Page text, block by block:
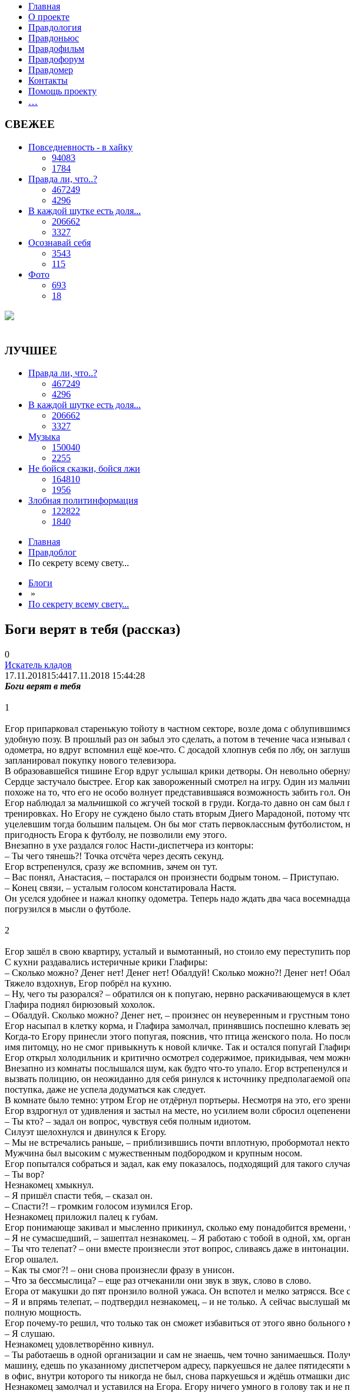
Главная
О проекте
Правдология
Правдоньюс
Правдофильм
Правдофорум
Правдомер
Контакты
Помощь проекту
…
СВЕЖЕЕ
Повседневность - в хайку
94083
1784
Правда ли, что..?
467249
4296
В каждой шутке есть доля...
206662
3327
Осознавай себя
3543
115
Фото
693
18
ЛУЧШЕЕ
Правда ли, что..?
467249
4296
В каждой шутке есть доля...
206662
3327
Музыка
150040
2255
Не бойся сказки, бойся лжи
164810
1956
Злобная политинформация
122822
1840
Главная
Правдоблог
По секрету всему свету...
Блоги
»
По секрету всему свету...
Боги верят в тебя (рассказ)
0
Искатель кладов
17.11.201815:4417.11.2018 15:44:28
Боги верят в тебя
1
Егор припарковал старенькую тойоту в частном секторе, возле дома с
удобную позу. В прошлый раз он забыл это сделать, а потом в течение часа
одометра, но вдруг вспомнил ещё кое-что. С досадой хлопнув себя по лбу, он
запланировал покупку нового телевизора.
В образовавшейся тишине Егор вдруг услышал крики детворы. Он невольно
Сердце застучало быстрее. Егор как завороженный смотрел на игру. Один из
похоже на то, что его не особо волнует представившаяся возможность забить
Егор наблюдал за мальчишкой со жгучей тоской в груди. Когда-то давно он сам
тренировках. Но Егору не суждено было стать вторым Диего Марадоной, потому
уцелевшим тогда большим пальцем. Он бы мог стать первоклассным
пригодность Егора к футболу, не позволили ему этого.
Внезапно в ухе раздался голос Насти-диспетчера из конторы:
– Ты чего тянешь?! Точка отсчёта через десять секунд.
Егор встрепенулся, сразу же вспомнив, зачем он тут.
– Вас понял, Анастасия, – постарался он произнести бодрым тоном. – Приступаю.
– Конец связи, – усталым голосом констатировала Настя.
Он уселся удобнее и нажал кнопку одометра. Теперь надо ждать два часа
погрузился в мысли о футболе.
2
Егор зашёл в свою квартиру, усталый и вымотанный, но стоило ему переступить
С кухни раздавались истеричные крики Глафиры:
– Сколько можно? Денег нет! Денег нет! Обалдуй! Сколько можно?! Денег нет!
Тяжело вздохнув, Егор побрёл на кухню.
– Ну, чего ты разорался? – обратился он к попугаю, нервно раскачивающемуся в
Глафира поднял бирюзовый хохолок.
– Обалдуй. Сколько можно? Денег нет, – произнес он неуверенным и грустным
Егор насыпал в клетку корма, и Глафира замолчал, принявшись поспешно клевать
Когда-то Егору принесли этого попугая, пояснив, что птица женского пола. Но
имя питомцу, но не смог привыкнуть к новой кличке. Так и остался попугай
Егор открыл холодильник и критично осмотрел содержимое, прикидывая, чем
Внезапно из комнаты послышался шум, как будто что-то упало. Егор встрепенулся
вызвать полицию, он неожиданно для себя ринулся к источнику предполагаемой
поступка, даже не успела додуматься как следует.
В комнате было темно: утром Егор не отдёрнул портьеры. Несмотря на это, его
Егор вздрогнул от удивления и застыл на месте, но усилием воли сбросил
– Ты кто? – задал он вопрос, чувствуя себя полным идиотом.
Силуэт шелохнулся и двинулся к Егору.
– Мы не встречались раньше, – приблизившись почти вплотную, пробормотал
Мужчина был высоким с мужественным подбородком и крупным носом.
Егор попытался собраться и задал, как ему показалось, подходящий для такого
– Ты вор?
Незнакомец хмыкнул.
– Я пришёл спасти тебя, – сказал он.
– Спасти?! – громким голосом изумился Егор.
Незнакомец приложил палец к губам.
Егор понимающе закивал и мысленно прикинул, сколько ему понадобится
– Я не сумасшедший, – зашептал незнакомец. – Я работаю с тобой в одной, хм,
– Ты что телепат? – они вместе произнесли этот вопрос, сливаясь даже в интонации.
Егор ошалел.
– Как ты смог?! – они снова произнесли фразу в унисон.
– Что за бессмыслица? – еще раз отчеканили они звук в звук, слово в слово.
Егора от макушки до пят пронзило волной ужаса. Он вспотел и мелко затрясся. Все
– Я и впрямь телепат, – подтвердил незнакомец, – и не только. А сейчас выслушай
полную мощность.
Егор почему-то решил, что только так он сможет избавиться от этого явно
– Я слушаю.
Незнакомец удовлетворённо кивнул.
– Ты работаешь в одной организации и сам не знаешь, чем точно занимаешься.
машину, едешь по указанному диспетчером адресу, паркуешься не далее
в офис, внутри которого ты никогда не был, снова паркуешься и ждёшь отмашки
Незнакомец замолчал и уставился на Егора. Егору ничего умного в голову так и не